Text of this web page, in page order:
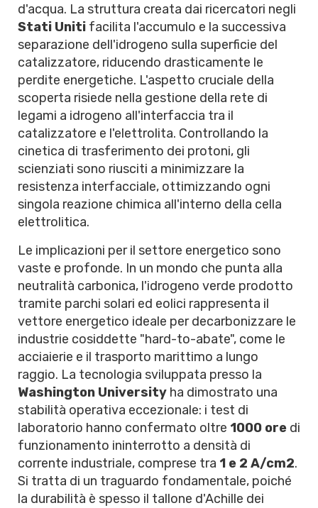
d'acqua. La struttura creata dai ricercatori negli
Stati Uniti facilita l'accumulo e la successiva
separazione dell'idrogeno sulla superficie del
catalizzatore, riducendo drasticamente le
perdite energetiche. L'aspetto cruciale della
scoperta risiede nella gestione della rete di
legami a idrogeno all'interfaccia tra il
catalizzatore e l'elettrolita. Controllando la
cinetica di trasferimento dei protoni, gli
scienziati sono riusciti a minimizzare la
resistenza interfacciale, ottimizzando ogni
singola reazione chimica all'interno della cella
elettrolitica.
Le implicazioni per il settore energetico sono
vaste e profonde. In un mondo che punta alla
neutralità carbonica, l'idrogeno verde prodotto
tramite parchi solari ed eolici rappresenta il
vettore energetico ideale per decarbonizzare le
industrie cosiddette "hard-to-abate", come le
acciaierie e il trasporto marittimo a lungo
raggio. La tecnologia sviluppata presso la
Washington University ha dimostrato una
stabilità operativa eccezionale: i test di
laboratorio hanno confermato oltre 1000 ore di
funzionamento ininterrotto a densità di
corrente industriale, comprese tra 1 e 2 A/cm2.
Si tratta di un traguardo fondamentale, poiché
la durabilità è spesso il tallone d'Achille dei